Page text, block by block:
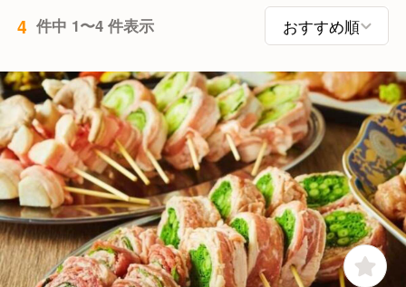
4 件中 1〜4 件表示